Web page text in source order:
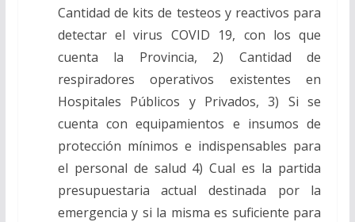
Cantidad de kits de testeos y reactivos para
detectar el virus COVID 19, con los que
cuenta la Provincia, 2) Cantidad de
respiradores operativos existentes en
Hospitales Públicos y Privados, 3) Si se
cuenta con equipamientos e insumos de
protección mínimos e indispensables para
el personal de salud 4) Cual es la partida
presupuestaria actual destinada por la
emergencia y si la misma es suficiente para